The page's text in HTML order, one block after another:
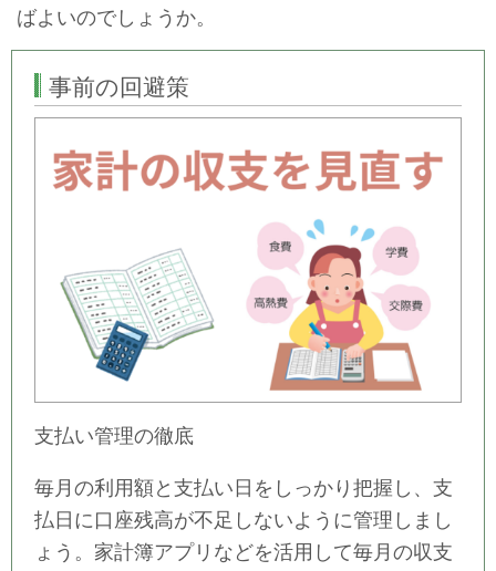
ばよいのでしょうか。
事前の回避策
支払い管理の徹底
毎月の利用額と支払い日をしっかり把握し、支
払日に口座残高が不足しないように管理しまし
ょう。家計簿アプリなどを活用して毎月の収支